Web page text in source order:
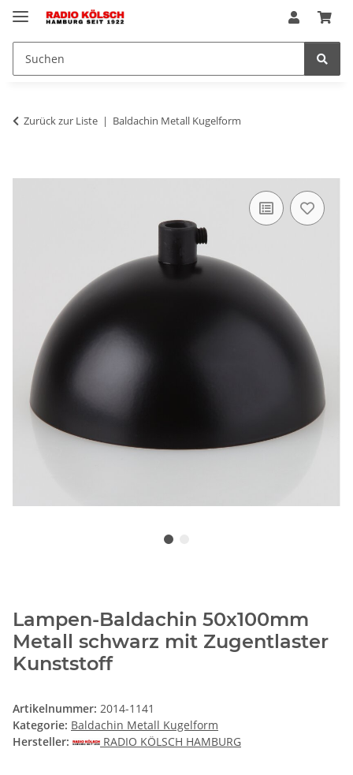
Zurück zur Liste Baldachin Metall Kugelform
Lampen-Baldachin 50x100mm
Metall schwarz mit Zugentlaster
Kunststoff
Artikelnummer: 2014-1141
Kategorie: Baldachin Metall Kugelform
Hersteller:
RADIO KÖLSCH HAMBURG